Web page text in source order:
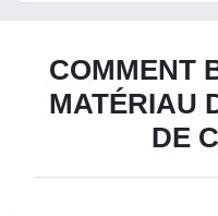
COMMENT
MATÉRIAU
DE